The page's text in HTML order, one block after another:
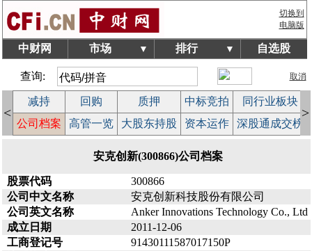
切换到
电脑版
中财网 市场 ▼ 排行 ▼ 自选股
查询: 取消
<
减持 回购 质押 中标竞拍
同行业板块
公司档案 高管一览 大股东持股 资本运作 深股通成交榜
>
安克创新(300866)公司档案
股票代码
300866
公司中文名称
安克创新科技股份有限公司
公司英文名称
Anker Innovations Technology Co., Ltd
成立日期
2011-12-06
工商登记号
91430111587017150P